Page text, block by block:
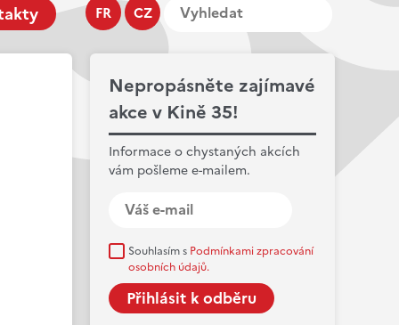
FR CZ
Nepropásněte zajímavé
akce v Kině 35!
Informace o chystaných akcích
vám pošleme e-mailem.
Souhlasím s Podmínkami zpracování
osobních údajů.